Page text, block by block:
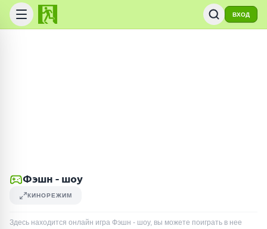
ВХОД
Фэшн - шоу
КИНОРЕЖИМ
Здесь находится онлайн игра Фэшн - шоу, вы можете поиграть в нее